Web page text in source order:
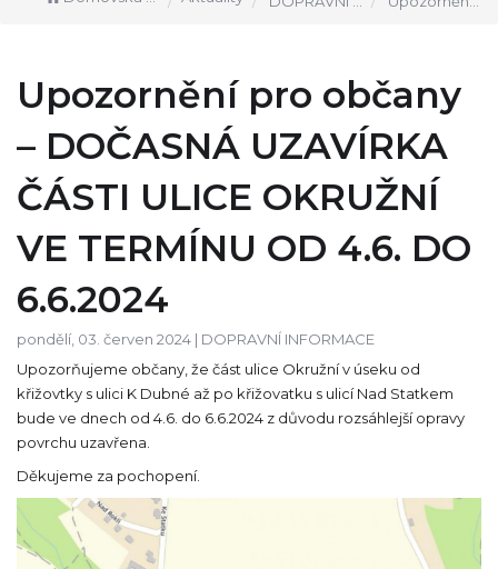
Upozornění pro občany
– DOČASNÁ UZAVÍRKA
ČÁSTI ULICE OKRUŽNÍ
VE TERMÍNU OD 4.6. DO
6.6.2024
pondělí, 03. červen 2024 | DOPRAVNÍ INFORMACE
Upozorňujeme občany, že část ulice Okružní v úseku od
křižovtky s ulici K Dubné až po křižovatku s ulicí Nad Statkem
bude ve dnech od 4.6. do 6.6.2024 z důvodu rozsáhlejší opravy
povrchu uzavřena.
Děkujeme za pochopení.